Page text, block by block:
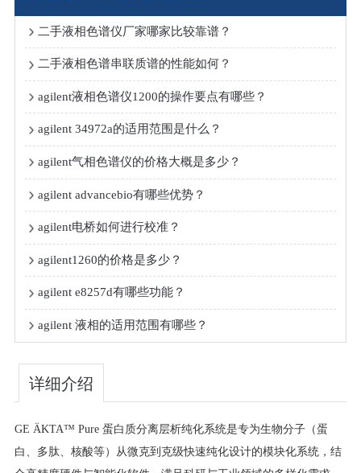
二手液相色谱仪厂家哪家比较靠谱？
二手液相色谱串联质谱的性能如何？
agilent液相色谱仪1200的操作要点有哪些？
agilent 34972a的适用范围是什么？
agilent气相色谱仪的价格大概是多少？
agilent advancebio有哪些优势？
agilent电桥如何进行校准？
agilent1260的价格是多少？
agilent e8257d有哪些功能？
agilent 液相的适用范围有哪些？
详细介绍
GE ÄKTA™ Pure 蛋白质分离层析纯化系统是专为生物分子（蛋
白、多肽、核酸等）从微克到克级快速纯化设计的模块化系统，结